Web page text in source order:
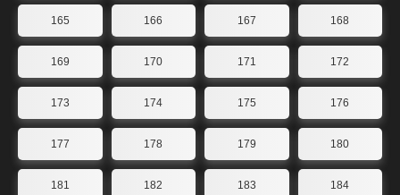
165 166 167 168
169 170 171 172
173 174 175 176
177 178 179 180
181 182 183 184